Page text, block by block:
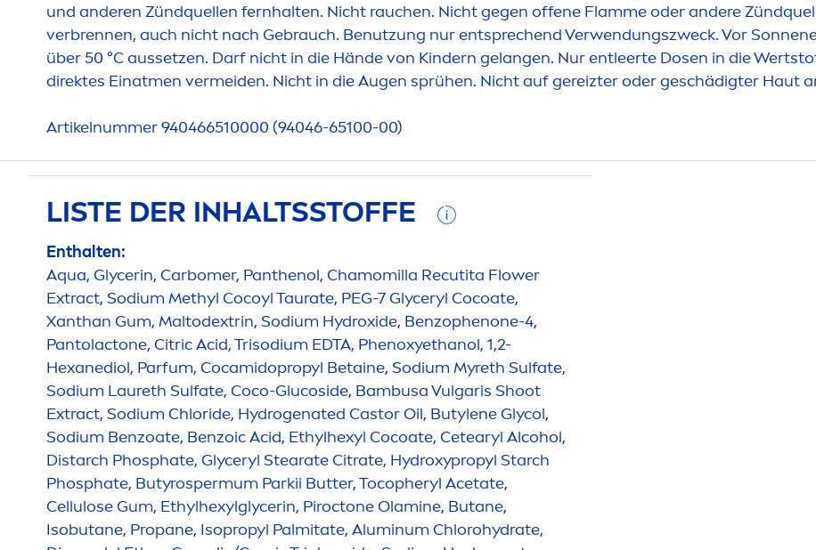
und anderen Zündquellen fernhalten. Nicht rauchen. Nicht gegen offene Flamme oder andere
verbrennen, auch nicht nach Gebrauch. Benutzung nur entsprechend Verwendungszweck. Vor
über 50 °C aussetzen. Darf nicht in die Hände von Kindern gelangen. Nur entleerte Dosen in die
direktes Einatmen vermeiden. Nicht in die Augen sprühen. Nicht auf gereizter oder geschädigter Haut
Artikelnummer 940466510000 (94046-65100-00)
LISTE DER INHALTSSTOFFE
Enthalten:
Aqua, Glycerin, Carbomer, Panthenol, Chamomilla Recutita Flower
Extract, Sodium Methyl Cocoyl Taurate, PEG-7 Glyceryl Cocoate,
Xanthan Gum, Maltodextrin, Sodium Hydroxide, Benzophenone-4,
Pantolactone, Citric Acid, Trisodium EDTA, Phenoxyethanol, 1,2-
Hexanediol, Parfum, Cocamidopropyl Betaine, Sodium Myreth Sulfate,
Sodium Laureth Sulfate, Coco-Glucoside, Bambusa Vulgaris Shoot
Extract, Sodium Chloride, Hydrogenated Castor Oil, Butylene Glycol,
Sodium Benzoate, Benzoic Acid, Ethylhexyl Cocoate, Cetearyl Alcohol,
Distarch Phosphate, Glyceryl Stearate Citrate, Hydroxypropyl Starch
Phosphate, Butyrospermum Parkii Butter, Tocopheryl Acetate,
Cellulose Gum, Ethylhexylglycerin, Piroctone Olamine, Butane,
Isobutane, Propane, Isopropyl Palmitate, Aluminum Chlorohydrate,